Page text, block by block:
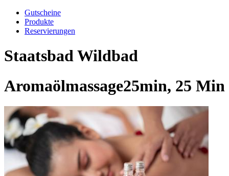
Gutscheine
Produkte
Reservierungen
Staatsbad Wildbad
Aromaölmassage25min, 25 Min